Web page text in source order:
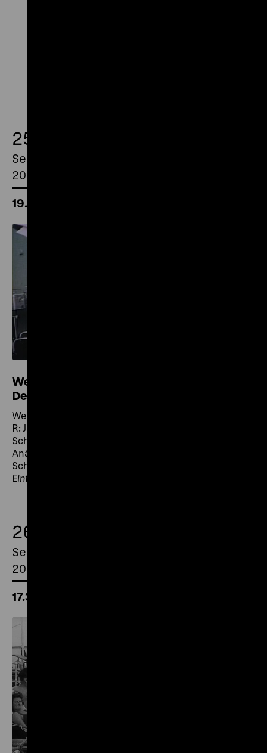
25.
September
2026
19.00 Uhr
Werden und Wachsen der Berliner Charité &
Der Anästhesist im Operationssaal
Werden und Wachsen der Berliner Charité (DDR 1985),
R: Jürgen Schweinitz, B: B. Burkhardt, G. Dellas, Jürgen
Schweinitz, K: Bernd Steinicke, 55‘ · 35mm / Der
Anästhesist im Operationssaal (DDR 1987), R: Jürgen
Schweinitz, K: Bernd Steinicke, 22‘ · 35mm
Einführung
26.
September
2026
17.30 Uhr